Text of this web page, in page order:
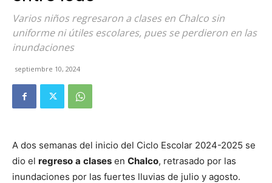
Varios niños regresaron a clases en Chalco sin
uniforme ni útiles escolares, pues se perdieron en las
inundaciones
septiembre 10, 2024
A dos semanas del inicio del Ciclo Escolar 2024-2025 se
dio el regreso a clases en Chalco, retrasado por las
inundaciones por las fuertes lluvias de julio y agosto.